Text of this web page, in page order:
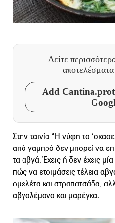
Δείτε
Add
Στην ταινία “Η νύφη το
από γαμπρό δεν μπορεί να
τα αβγά. Έχεις ή δεν έχεις
πώς να ετοιμάσεις τέλεια
ομελέτα και στραπατσάδα,
αβγολέμονο και μαρέγκα.